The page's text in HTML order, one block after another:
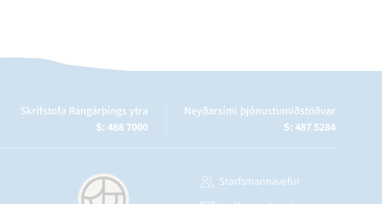
Skrifstofa Rangárþings ytra
S: 488 7000
Neyðarsími þjónustumiðstöðvar
S: 487 5284
Starfsmannavefur